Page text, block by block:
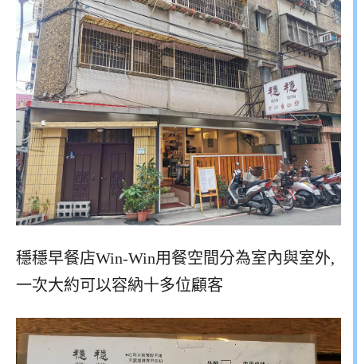
穩穩早餐店Win-Win用餐空間分為室內與室外,
一次大約可以容納十多位顧客